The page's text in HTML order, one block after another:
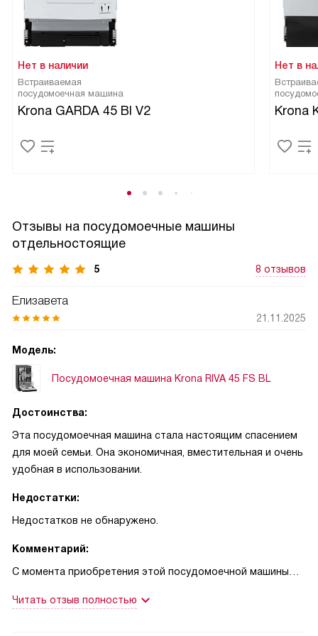
Нет в наличии
Встраиваемая
посудомоечная машина
Krona GARDA 45 BI V2
Нет в
Krona
Отзывы на посудомоечные машины
отдельностоящие
5 8 отзывов
Елизавета
21.11.2025
Модель:
Посудомоечная машина Krona RIVA 45 FS BL
Достоинства:
Эта посудомоечная машина стала настоящим спасением
для моей семьи. Она экономичная, вместительная и очень
удобная в использовании.
Недостатки:
Недостатков не обнаружено.
Комментарий:
С момента приобретения этой посудомоечной машины
том, что такое мыть посуду руками после каждого приема
Читать отзыв полностью